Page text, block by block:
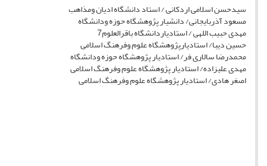
سیدحسن اسلامی اردکانی / استاد دانشگاه ادیان ومذاهب
مسعود آذربایجانی/ دانشیار پژوهشگاه حوزه ودانشگاه
مهدی حبیب اللهی / استادیاردانشگاه باقرالعلوم7
حسین دیبا/ استادیارپژوهشگاه علوم وفرهنگ اسلامی
محمدرضا سالاری فر/ استادیار پژوهشگاه حوزه ودانشگاه
مهدی علیزاده/ استادیار پژوهشگاه علوم وفرهنگ اسلامی
اصغر هادی/ استادیار پژوهشگاه علوم وفرهنگ اسلامی